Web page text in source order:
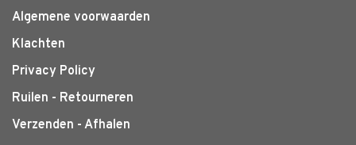
Algemene voorwaarden
Klachten
Privacy Policy
Ruilen - Retourneren
Verzenden - Afhalen